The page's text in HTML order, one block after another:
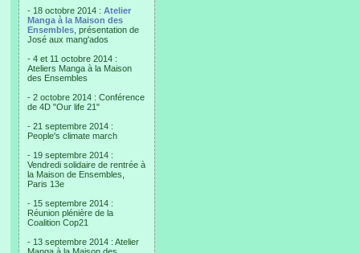
- 18 octobre 2014 : Atelier
Manga à la Maison des
Ensembles , présentation de
José aux mang'ados
- 4 et 11 octobre 2014 :
Ateliers Manga à la Maison
des Ensembles
- 2 octobre 2014 : Conférence
de 4D "Our life 21"
- 21 septembre 2014 :
People's climate march
- 19 septembre 2014 :
Vendredi solidaire de rentrée à
la Maison de Ensembles,
Paris 13e
- 15 septembre 2014 :
Réunion plénière de la
Coalition Cop21
- 13 septembre 2014 : Atelier